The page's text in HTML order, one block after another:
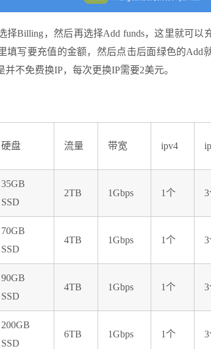
择Billing，然后再选择Add funds，这里就可以
填写要充值的金额，然后点击后面绿色的Add
不免费换IP，每次更换IP需要2美元。
硬盘 流量 带宽 ipv4
35GB
SSD
2TB 1Gbps 1个
70GB
SSD
4TB 1Gbps 1个
90GB
SSD
4TB 1Gbps 1个
200GB
SSD
6TB 1Gbps 1个